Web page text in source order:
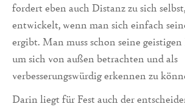
fordert eben auch Distanz zu sich
entwickelt, wenn man sich einfach
ergibt. Man muss schon seine
um sich von außen betrachten und als
verbesserungswürdig erkennen zu
Darin liegt für Fest auch der